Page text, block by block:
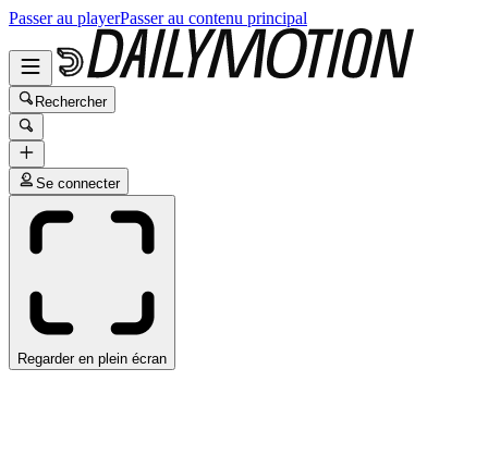
Passer au playerPasser au contenu principal
Rechercher
Se connecter
Regarder en plein écran